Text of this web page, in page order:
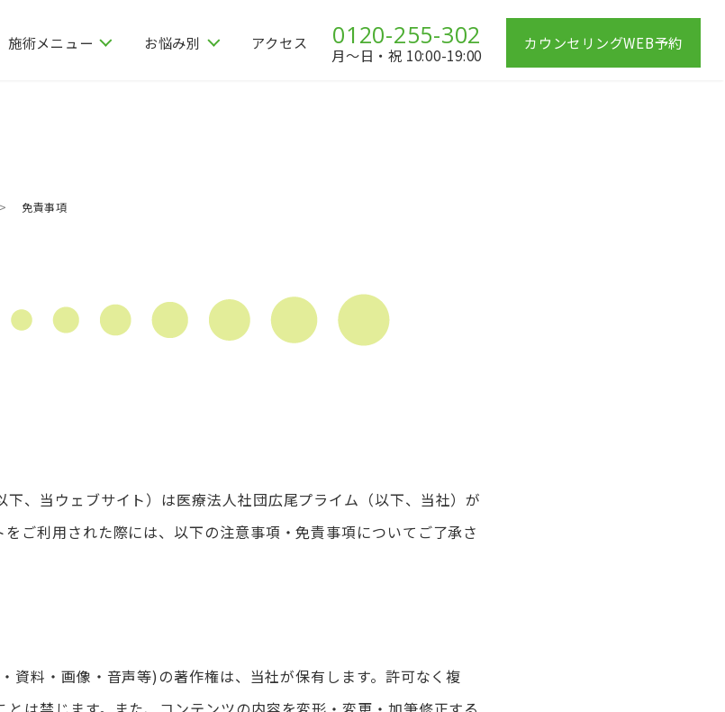
施術メニュー お悩み別 アクセス 0120-255-302
月〜日・祝 10:00-19:00
カウンセリングWEB予約
免責事項
、当ウェブサイト）は医療法人社団広尾プライム（以下、当社）が
ご利用された際には、以下の注意事項・免責事項についてご了承さ
資料・画像・音声等)の著作権は、当社が保有します。許可なく複